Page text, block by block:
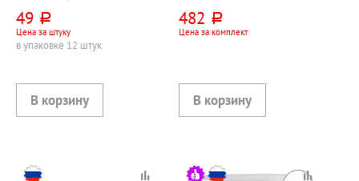
материал ручки дерево
49 руб.
Цена за штуку
в упаковке 12 штук
пакет
482 руб.
Цена за комплект